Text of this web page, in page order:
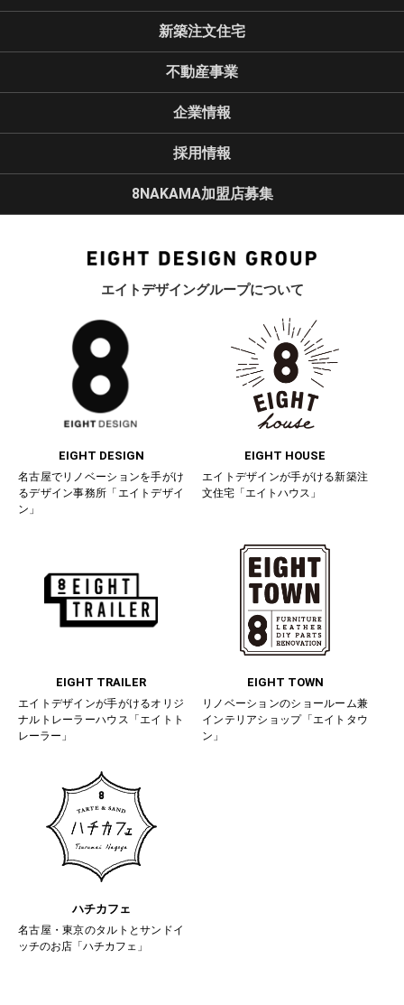
エイトデザイングループについて
EIGHT DESIGN
名古屋でリノベーションを手がけ
るデザイン事務所「エイトデザイ
ン」
EIGHT HOUSE
エイトデザインが手がける新築注
文住宅「エイトハウス」
EIGHT TRAILER
エイトデザインが手がけるオリジ
ナルトレーラーハウス「エイトト
レーラー」
EIGHT TOWN
リノベーションのショールーム兼
インテリアショップ「エイトタウ
ン」
ハチカフェ
名古屋・東京のタルトとサンドイ
ッチのお店「ハチカフェ」
新築注文住宅
不動産事業
企業情報
採用情報
8NAKAMA加盟店募集